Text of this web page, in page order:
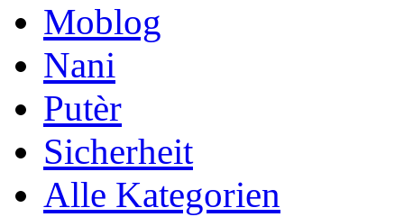
Moblog
Nani
Putèr
Sicherheit
Alle Kategorien